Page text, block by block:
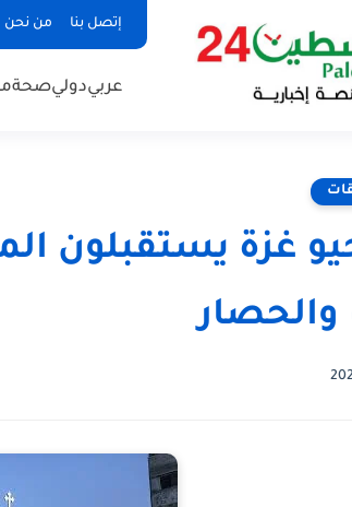
إتصل بنا من نحن
عربيدوليصحة
غزة يستقبلون
والحصار